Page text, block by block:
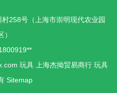
258号（上海市崇明现代农业园
）
玩具 上海杰拗贸易商行 玩具
Sitemap